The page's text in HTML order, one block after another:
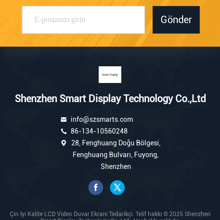
Gönder
Shenzhen Smart Display Technology Co.,Ltd
info@szsmarts.com
86-134-10560248
28, Fenghuang Doğu Bölgesi,
Fenghuang Bulvarı, Fuyong,
Shenzhen
Çin İyi Kalite LCD Video Duvar Ekranı Tedarikçi. Telif hakkı © 2025 Shenzhen